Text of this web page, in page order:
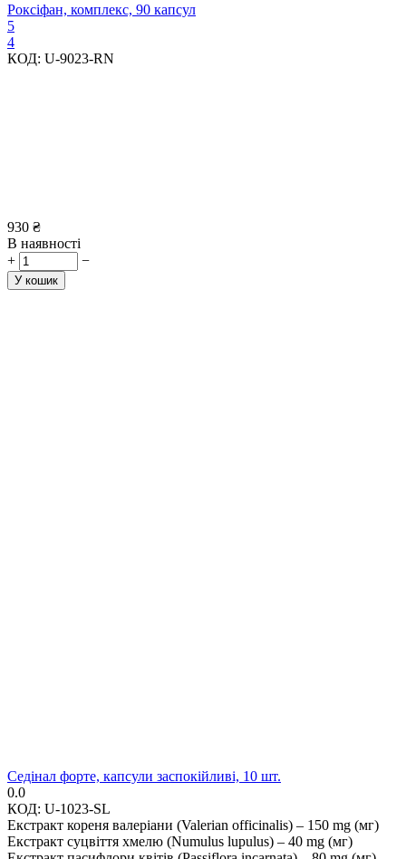
Роксіфан, комплекс, 90 капсул
5
4
КОД: U-9023-RN
930 ₴
В наявності
+
−
У кошик
Седінал форте, капсули заспокійливі, 10 шт.
0.0
КОД: U-1023-SL
Екстракт кореня валеріани (Valerian officinalis) – 150 mg (мг)
Екстракт суцвіття хмелю (Numulus lupulus) – 40 mg (мг)